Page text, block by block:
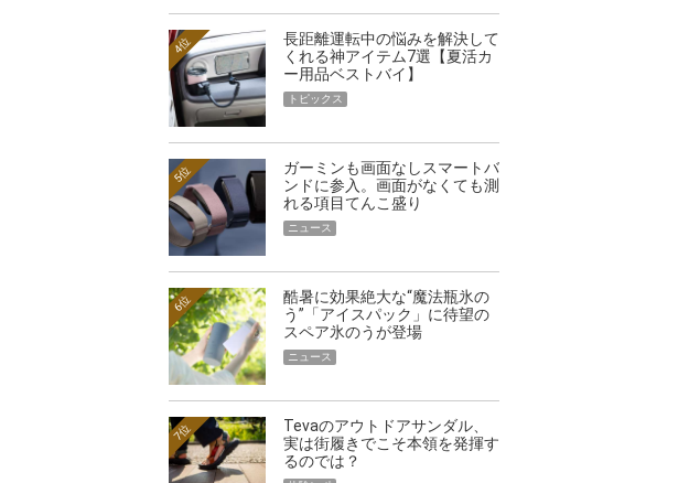
長距離運転中の悩みを解決して
くれる神アイテム7選【夏活カ
ー用品ベストバイ】
4位
トピックス
ガーミンも画面なしスマートバ
ンドに参入。画面がなくても測
れる項目てんこ盛り
5位
ニュース
酷暑に効果絶大な“魔法瓶氷の
う”「アイスパック」に待望の
スペア氷のうが登場
6位
ニュース
Tevaのアウトドアサンダル、
実は街履きでこそ本領を発揮す
るのでは？
7位